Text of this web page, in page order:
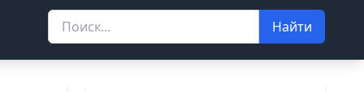
Найти